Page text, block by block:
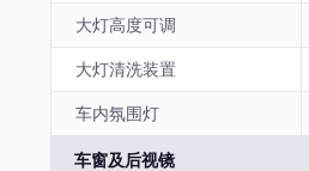
大灯高度可调
大灯清洗装置
车内氛围灯
车窗及后视镜